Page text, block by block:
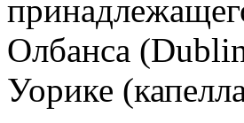
Олбанcа
Уорике